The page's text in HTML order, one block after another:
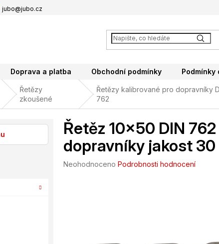
jubo@jubo.cz
Doprava a platba Obchodní podmínky
Řetězy
zkoušené
Řetězy kalibrované pro dopravníky
762
Řetěz 10x50 DIN
dopravníky jakost 30
Průměrné
Neohodnoceno Podrobnosti hodnocení